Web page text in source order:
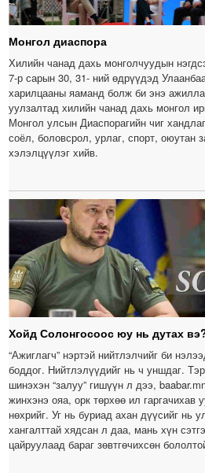
Монгол диаспора
Хилийн чанад дахь монголчуудын
7-р сарын 30, 31- ний өдрүүдэд
харилцааны яаманд болж би энэ
уулзалтад хилийн чанад дахь монгол
Монгол улсын Диаспорагийн чиг
соёл, боловсрол, урлаг, спорт, оюутан
хэлэлцүүлэг хийв.
Хойд Солонгосоос юу нь дутах
“Ажиглагч” нэртэй нийтлэлчийг би
боддог. Нийтлэлүүдийг нь ч уншдаг.
шинэхэн “залуу” гишүүн л дээ,
жинхэнэ ояа, орк төрхөө ил гаргачихав
нөхрийг. Уг нь буриад ахан дүүсийг нь
хангалттай хядсан л даа, мань хүн
цайруулаад бараг зөвтгөчихсөн